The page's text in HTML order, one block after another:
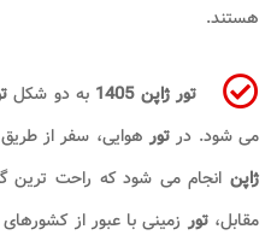
هستند.
تور ژاپن 1405 به دو شکل
می‌ شود. در تور هوایی، سفر از
ژاپن انجام می‌ شود که راحت‌ ترین
مقابل،تور زمینی با عبور از